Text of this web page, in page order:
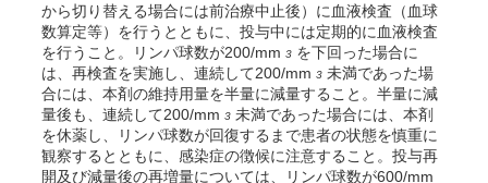
から切り替える場合には前治療中止後）に血液検査（血球
数算定等）を行うとともに、投与中には定期的に血液検査
を行うこと。リンパ球数が200/mm 3 を下回った場合に
は、再検査を実施し、連続して200/mm 3 未満であった場
合には、本剤の維持用量を半量に減量すること。半量に減
量後も、連続して200/mm 3 未満であった場合には、本剤
を休薬し、リンパ球数が回復するまで患者の状態を慎重に
観察するとともに、感染症の徴候に注意すること。投与再
開及び減量後の再増量については、リンパ球数が600/mm